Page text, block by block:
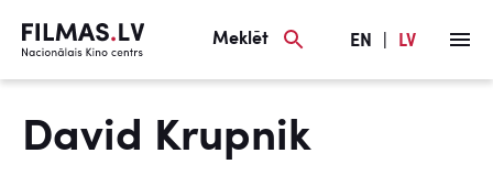
Meklēt EN LV
David Krupnik